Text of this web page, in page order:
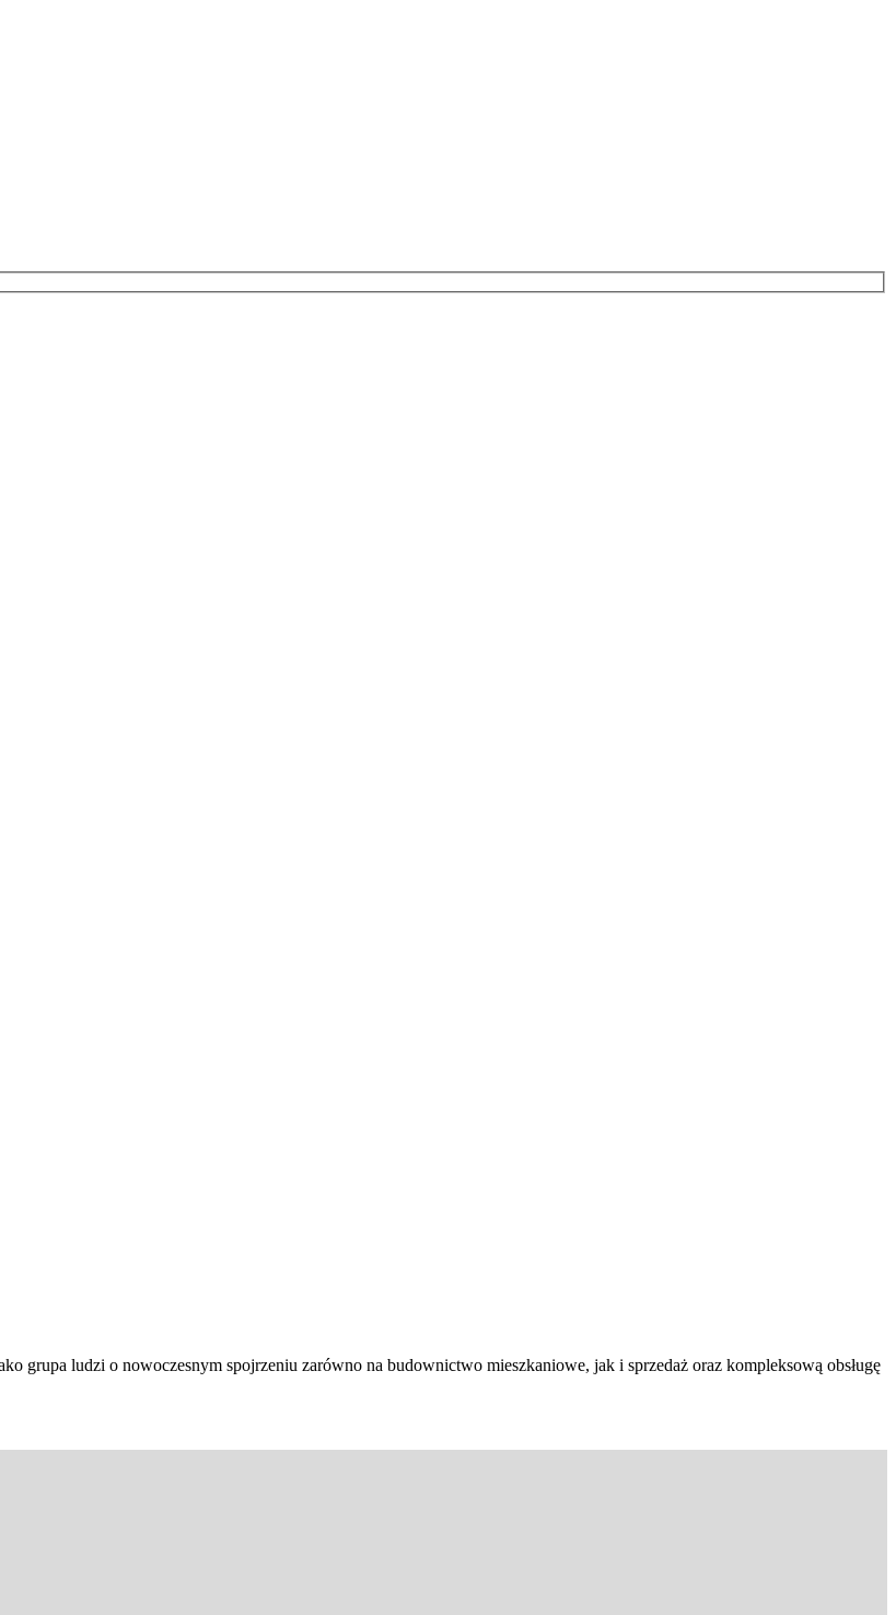
grupa ludzi o nowoczesnym spojrzeniu zarówno na budownictwo mieszkaniowe, jak i sprzedaż oraz kompleksową obsługę